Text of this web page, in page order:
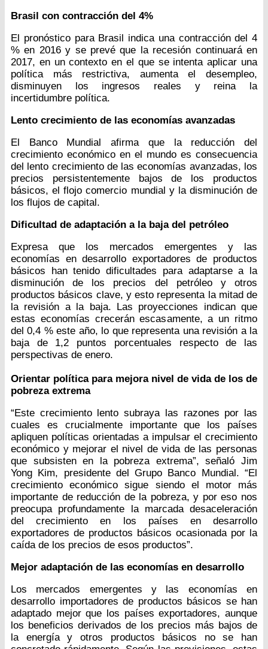
Brasil con contracción del 4%
El pronóstico para Brasil indica una contracción del 4
% en 2016 y se prevé que la recesión continuará en
2017, en un contexto en el que se intenta aplicar una
política más restrictiva, aumenta el desempleo,
disminuyen los ingresos reales y reina la
incertidumbre política.
Lento crecimiento de las economías avanzadas
El Banco Mundial afirma que la reducción del
crecimiento económico en el mundo es consecuencia
del lento crecimiento de las economías avanzadas, los
precios persistentemente bajos de los productos
básicos, el flojo comercio mundial y la disminución de
los flujos de capital.
Dificultad de adaptación a la baja del petróleo
Expresa que los mercados emergentes y las
economías en desarrollo exportadores de productos
básicos han tenido dificultades para adaptarse a la
disminución de los precios del petróleo y otros
productos básicos clave, y esto representa la mitad de
la revisión a la baja. Las proyecciones indican que
estas economías crecerán escasamente, a un ritmo
del 0,4 % este año, lo que representa una revisión a la
baja de 1,2 puntos porcentuales respecto de las
perspectivas de enero.
Orientar política para mejora nivel de vida de los de
pobreza extrema
“Este crecimiento lento subraya las razones por las
cuales es crucialmente importante que los países
apliquen políticas orientadas a impulsar el crecimiento
económico y mejorar el nivel de vida de las personas
que subsisten en la pobreza extrema”, señaló Jim
Yong Kim, presidente del Grupo Banco Mundial. “El
crecimiento económico sigue siendo el motor más
importante de reducción de la pobreza, y por eso nos
preocupa profundamente la marcada desaceleración
del crecimiento en los países en desarrollo
exportadores de productos básicos ocasionada por la
caída de los precios de esos productos”.
Mejor adaptación de las economías en desarrollo
Los mercados emergentes y las economías en
desarrollo importadores de productos básicos se han
adaptado mejor que los países exportadores, aunque
los beneficios derivados de los precios más bajos de
la energía y otros productos básicos no se han